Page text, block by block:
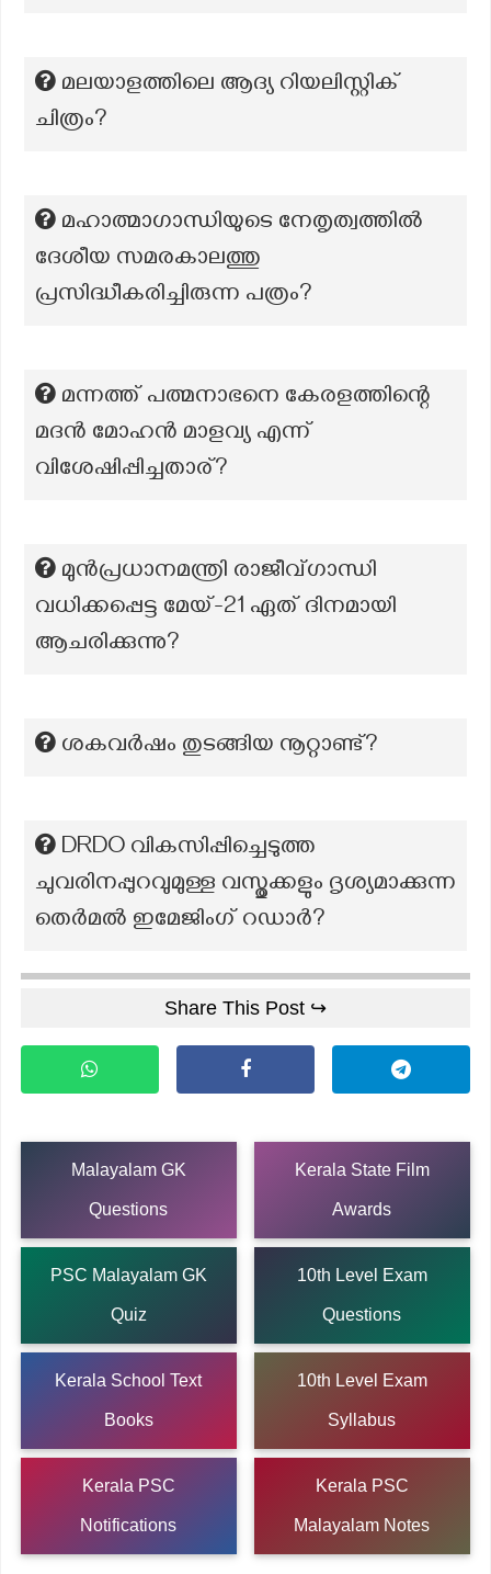
മലയാളത്തിലെ ആദ്യ റിയലിസ്റ്റിക്
ചിത്രം?
മഹാത്മാഗാന്ധിയുടെ നേതൃത്വത്തിൽ
ദേശീയ സമരകാലത്തു
പ്രസിദ്ധീകരിച്ചിരുന്ന പത്രം?
മന്നത്ത് പത്മനാഭനെ കേരളത്തിന്റെ
മദൻ മോഹൻ മാളവ്യ എന്ന്
വിശേഷിപ്പിച്ചതാര്?
മുൻപ്രധാനമന്ത്രി രാജീവ്ഗാന്ധി
വധിക്കപ്പെട്ട മേയ്-21 ഏത് ദിനമായി
ആചരിക്കുന്നു?
ശകവർഷം തുടങ്ങിയ നൂറ്റാണ്ട്?
DRDO വികസിപ്പിച്ചെടുത്ത
ചുവരിനപ്പുറവുമുള്ള വസ്തുക്കളും ദൃശ്യമാക്കുന്ന
തെർമൽ ഇമേജിംഗ് റഡാർ?
Share This Post ↪
Malayalam GK
Questions
Kerala State Film
Awards
PSC Malayalam GK
Quiz
10th Level Exam
Questions
Kerala School Text
Books
10th Level Exam
Syllabus
Kerala PSC
Notifications
Kerala PSC
Malayalam Notes